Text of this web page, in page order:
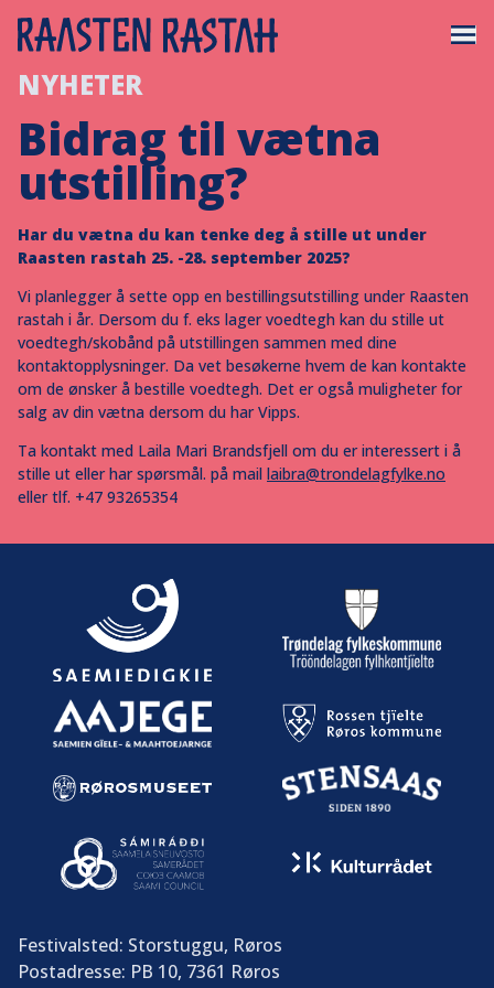
NYHETER
Bidrag til vætna
utstilling?
Har du vætna du kan tenke deg å stille ut under
Raasten rastah 25. -28. september 2025?
Vi planlegger å sette opp en bestillingsutstilling under Raasten
rastah i år. Dersom du f. eks lager voedtegh kan du stille ut
voedtegh/skobånd på utstillingen sammen med dine
kontaktopplysninger. Da vet besøkerne hvem de kan kontakte
om de ønsker å bestille voedtegh. Det er også muligheter for
salg av din vætna dersom du har Vipps.
Ta kontakt med Laila Mari Brandsfjell om du er interessert i å
stille ut eller har spørsmål. på mail laibra@trondelagfylke.no
eller tlf. +47 93265354
Festivalsted: Storstuggu, Røros
Postadresse: PB 10, 7361 Røros